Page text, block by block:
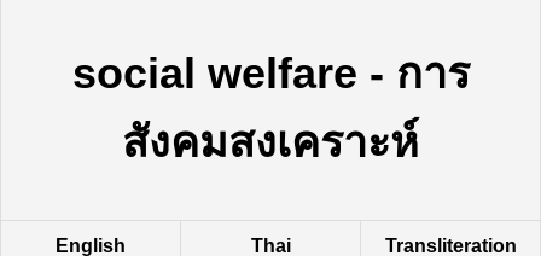
social welfare - การ
สังคมสงเคราะห์
English Thai Transliteration